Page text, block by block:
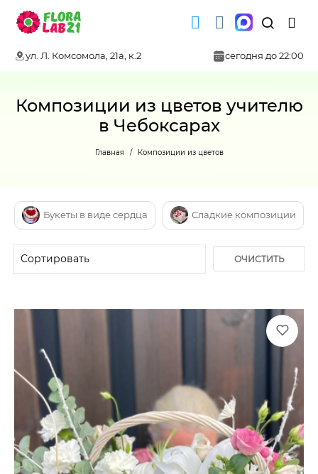
ул. Л. Комсомола, 21а, к.2 сегодня до 22:00
Композиции из цветов учителю
в Чебоксарах
Главная Композиции из цветов
Букеты в виде сердца Сладкие композиции
ОЧИСТИТЬ